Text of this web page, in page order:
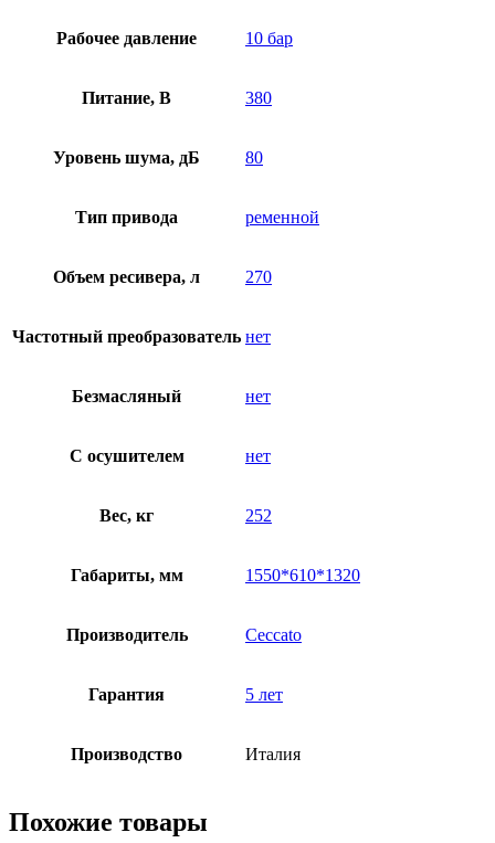
Рабочее давление 10 бар
Питание, В 380
Уровень шума, дБ 80
Тип привода ременной
Объем ресивера, л 270
Частотный преобразователь нет
Безмасляный нет
C осушителем нет
Вес, кг 252
Габариты, мм 1550*610*1320
Производитель Ceccato
Гарантия 5 лет
Производство Италия
Похожие товары